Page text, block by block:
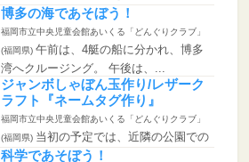
し」作りを行いました。 みん...
博多の海であそぼう！
福岡市立中央児童会館あいくる「どんぐりクラブ」
(福岡県) 午前は、4艇の船に分かれ、博多
湾へクルージング。 午後は、...
ジャンボしゃぼん玉作り/レザーク
ラフト『ネームタグ作り』
福岡市立中央児童会館あいくる「どんぐりクラブ」
(福岡県) 当初の予定では、近隣の公園での
実施する計画でしたが、雨天の可...
科学であそぼう！